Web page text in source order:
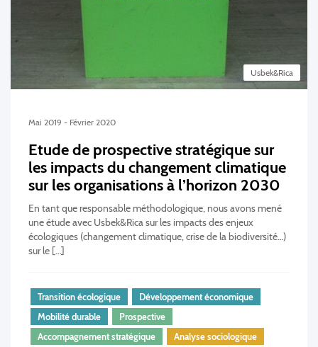
Usbek&Rica
Mai 2019 - Février 2020
Etude de prospective stratégique sur
les impacts du changement climatique
sur les organisations à l’horizon 2030
En tant que responsable méthodologique, nous avons mené
une étude avec Usbek&Rica sur les impacts des enjeux
écologiques (changement climatique, crise de la biodiversité…)
sur le […]
Transition écologique
Développement économique
Mobilité durable
Prospective
Accompagnement stratégique
Analyse sociologique